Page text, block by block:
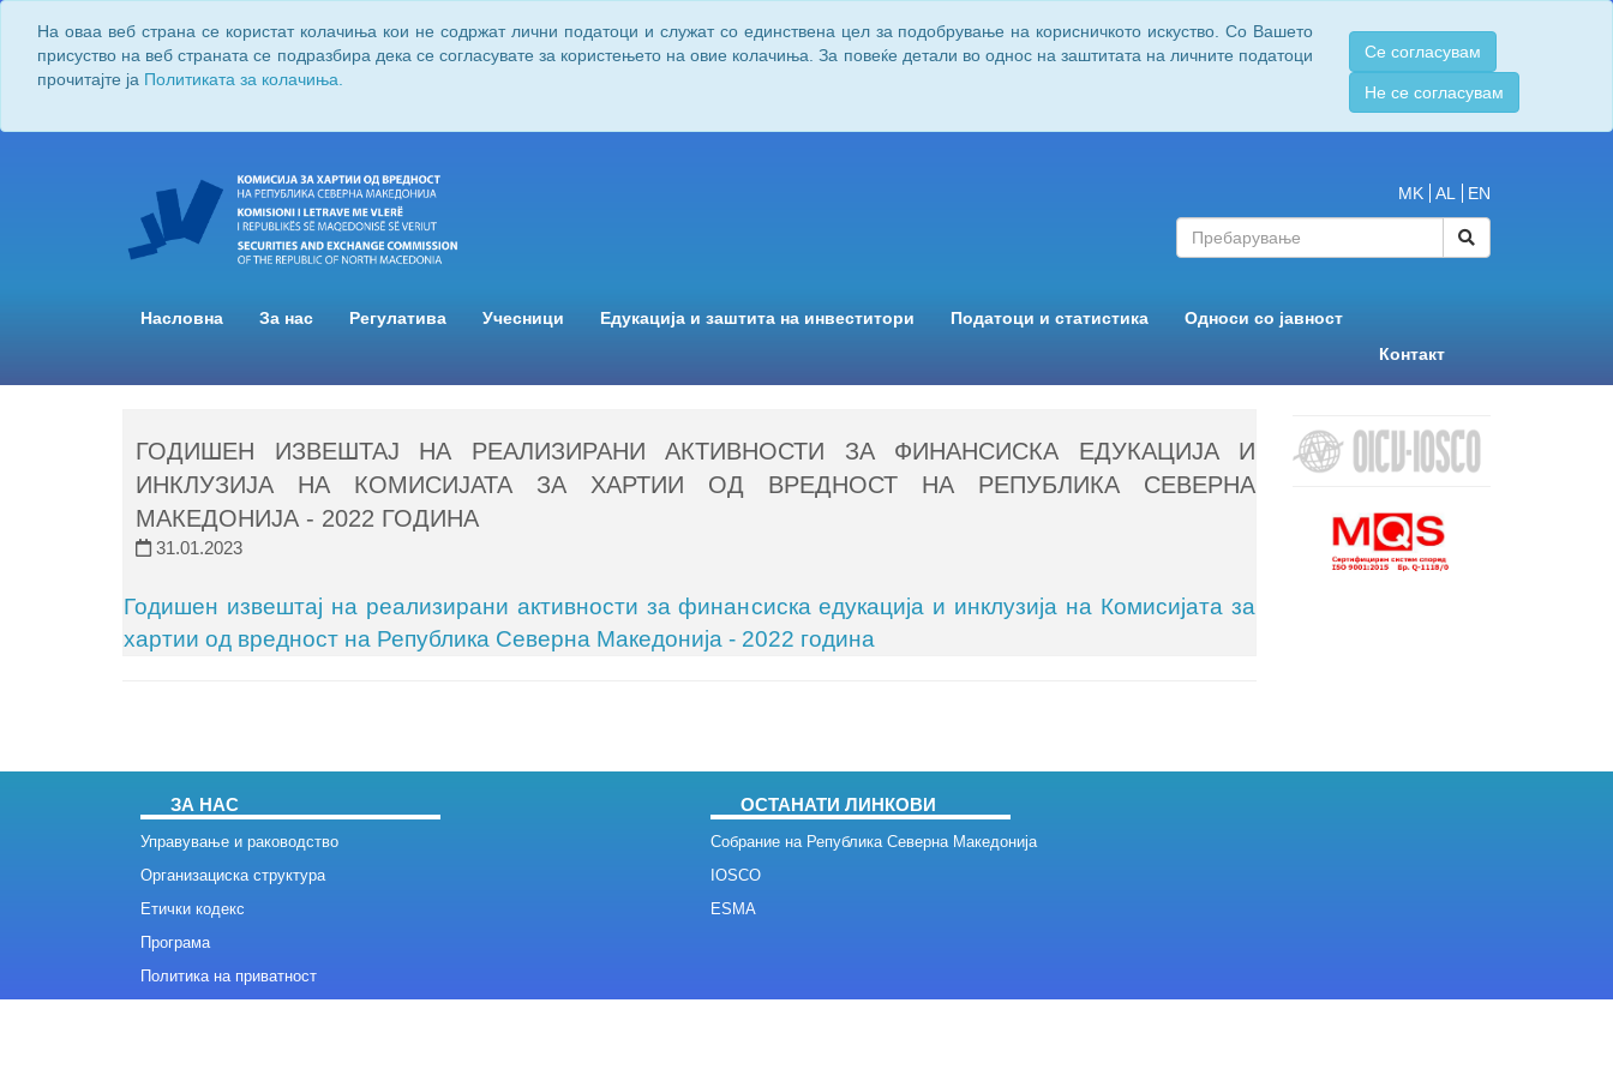
На оваа веб страна се користат колачиња кои не содржат лични податоци и служат со единствена цел за подобрување на корисничкото искуство. Со Вашето
присуство на веб страната се подразбира дека се согласувате за користењето на овие колачиња. За повеќе детали во однос на заштитата на личните податоци
прочитајте ја Политиката за колачиња.
Се согласувам
Не се согласувам
MK AL EN
Насловна За нас Регулатива Учесници Едукација и заштита на инвеститори Податоци и статистика
Односи со јавност
Контакт
ГОДИШЕН ИЗВЕШТАЈ НА РЕАЛИЗИРАНИ АКТИВНОСТИ ЗА ФИНАНСИСКА ЕДУКАЦИЈА И
ИНКЛУЗИЈА НА КОМИСИЈАТА ЗА ХАРТИИ ОД ВРЕДНОСТ НА РЕПУБЛИКА СЕВЕРНА
МАКЕДОНИЈА - 2022 ГОДИНА
31.01.2023
Годишен извештај на реализирани активности за финансиска едукација и инклузија на Комисијата за
хартии од вредност на Република Северна Македонија - 2022 година
ЗА НАС
Управување и раководство
Организациска структура
Етички кодекс
Програма
Политика на приватност
ОСТАНАТИ ЛИНКОВИ
Собрание на Република Северна Македонија
IOSCO
ESMA